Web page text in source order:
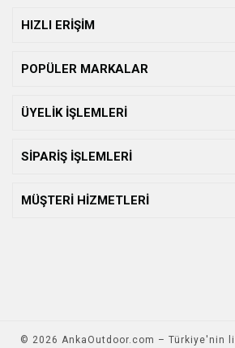
HIZLI ERİŞİM
POPÜLER MARKALAR
ÜYELİK İŞLEMLERİ
SİPARİŞ İŞLEMLERİ
MÜŞTERİ HİZMETLERİ
© 2026 AnkaOutdoor.com – Türkiye'nin